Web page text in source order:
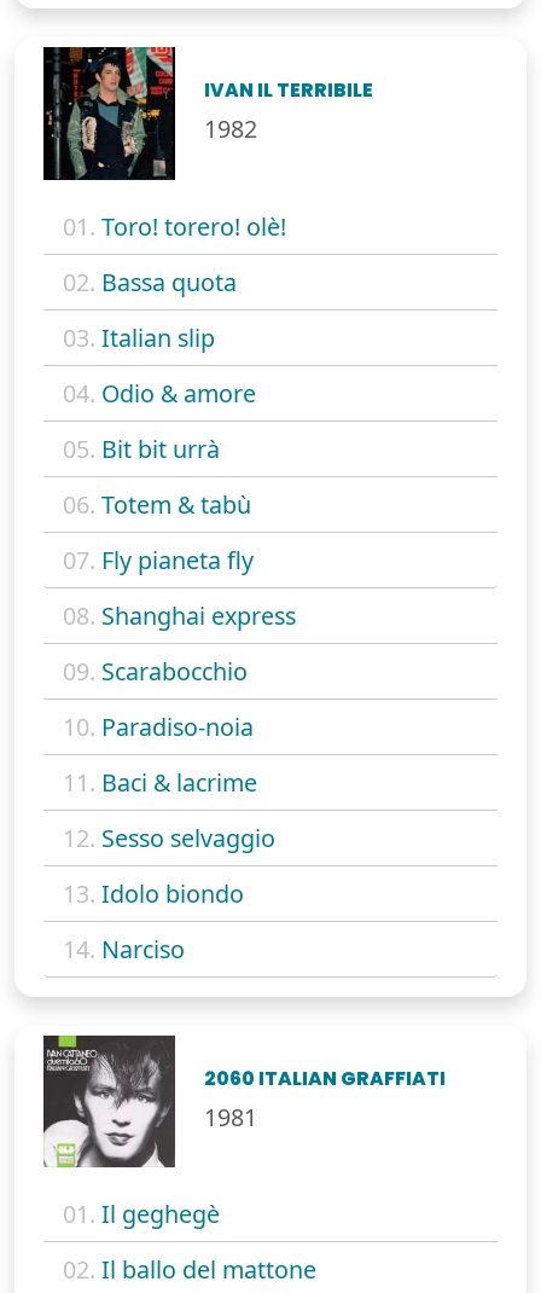
IVAN IL TERRIBILE
1982
01. Toro! torero! olè!
02. Bassa quota
03. Italian slip
04. Odio & amore
05. Bit bit urrà
06. Totem & tabù
07. Fly pianeta fly
08. Shanghai express
09. Scarabocchio
10. Paradiso-noia
11. Baci & lacrime
12. Sesso selvaggio
13. Idolo biondo
14. Narciso
2060 ITALIAN GRAFFIATI
1981
01. Il geghegè
02. Il ballo del mattone